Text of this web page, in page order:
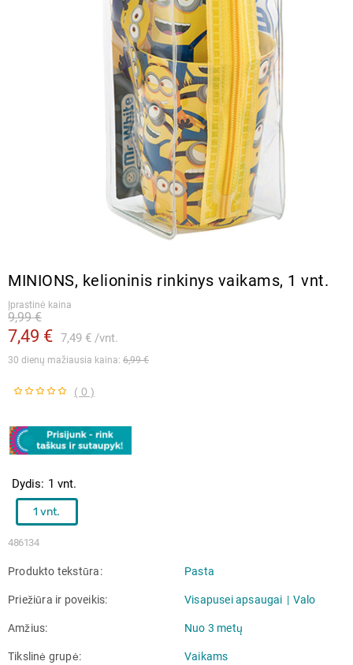
MINIONS, kelioninis rinkinys vaikams, 1 vnt.
Įprastinė kaina
7,49 € 7,49 € vnt.
9,99 €
30 dienų mažiausia kaina: 6,99 €
( 0 )
486134
Dydis 1 vnt.
1 vnt.
Produkto tekstūra Pasta
Priežiūra ir poveikis Visapusei apsaugai Valo
Amžius Nuo 3 metų
Tikslinė grupė Vaikams